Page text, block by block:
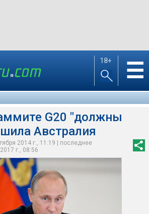
18+ ☰
G20 "должны
Австралия
2014 г., 11:19 | последнее
г., 08:56